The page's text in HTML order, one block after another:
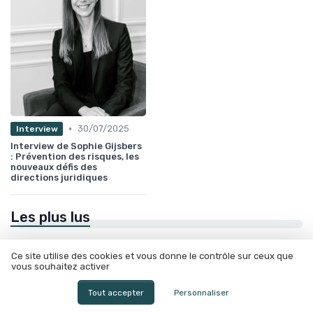
Interview • 30/07/2025
Interview de Sophie Gijsbers
: Prévention des risques, les
nouveaux défis des
directions juridiques
Les plus lus
Ce site utilise des cookies et vous donne le contrôle sur ceux que
vous souhaitez activer
Tout accepter Personnaliser